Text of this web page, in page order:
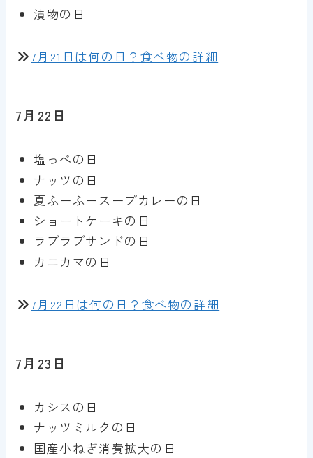
漬物の日
7月21日は何の日？食べ物の詳細
7月22日
塩っぺの日
ナッツの日
夏ふーふースープカレーの日
ショートケーキの日
ラブラブサンドの日
カニカマの日
7月22日は何の日？食べ物の詳細
7月23日
カシスの日
ナッツミルクの日
国産小ねぎ消費拡大の日